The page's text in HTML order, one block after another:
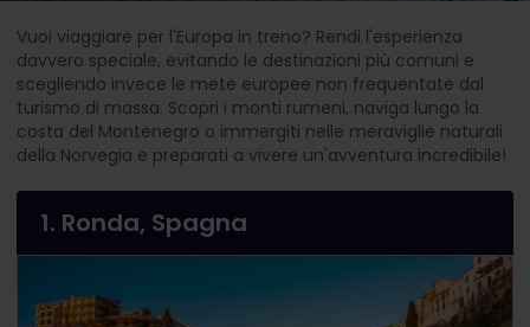
Vuoi viaggiare per l'Europa in treno? Rendi l'esperienza
davvero speciale, evitando le destinazioni più comuni e
scegliendo invece le mete europee non frequentate dal
turismo di massa. Scopri i monti rumeni, naviga lungo la
costa del Montenegro o immergiti nelle meraviglie naturali
della Norvegia e preparati a vivere un'avventura incredibile!
1. Ronda, Spagna